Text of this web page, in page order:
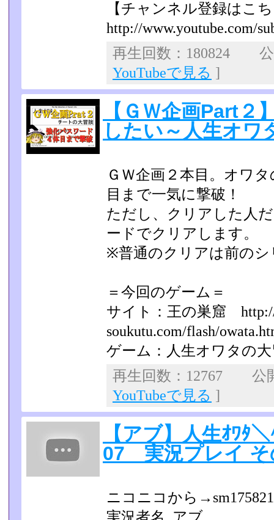
【チャンネル登録はこ
http://www.youtube.com/
再生回数：180824
YouTubeで見る ]
【ＧＷ企画Part２
したい～人生オワ
ＧＷ企画２本目。オワ
目まで一気に撃破！
ただし、クリアした人
ードでクリアします。
※普通のクリアは前の
＝今回のゲーム＝
サイト：王の巣窟
soukutu.com/flash/
ゲーム：人生オワタの
再生回数：12767 公
YouTubeで見る ]
【アブ】人生ｵﾜﾀ
07 実況プレイ そ
ニコニコから